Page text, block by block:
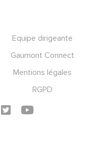
Equipe dirigeante
Gaumont Connect
Mentions légales
RGPD